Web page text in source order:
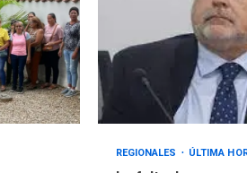
REGIONALES ÚLTIMA